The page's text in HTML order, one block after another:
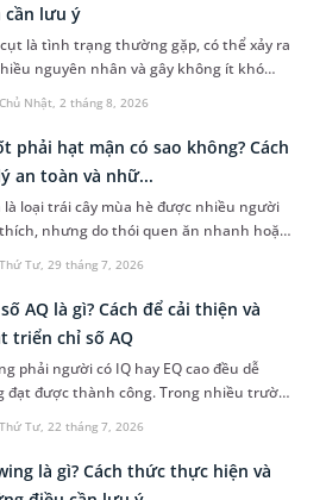
Chủ Nhật, 2 tháng 8, 2026
cần lưu ý
là tình trạng thường gặp, có thể xảy ra
nguyên nhân và gây không ít khó
Bấm huyệt chữa nấc cụt là một trong
phương pháp được nhiều người tìm
để hỗ trợ tình trạng này. Mời bạn cùng
hiểu sâu hơn về phương pháp chữa nấc cụt
bài viết dưới đây.
Thứ Tư, 29 tháng 7, 2026
phải hạt mận có sao không? Cách
an toàn và nhữ...
là loại trái cây mùa hè được nhiều người
nhưng do thói quen ăn nhanh hoặc
không ít người đã vô tình nuốt phải
Cấu tạo hạt mận thường cứng, có hai
nên khi đi vào đường tiêu hóa rất dễ
ra tâm lý hoang mang, lo lắng cho người
Bài viết dưới đây sẽ giải đáp chi tiết
bạn thắc mắc nuốt phải hạt mận có sao
dưới góc nhìn y khoa và hướng dẫn cách
an toàn, kịp thời nhất.
Thứ Tư, 22 tháng 7, 2026
AQ là gì? Cách để cải thiện và
triển chỉ số AQ
phải người có IQ hay EQ cao đều dễ
đạt được thành công. Trong nhiều trường
khả năng đứng vững trước áp lực, thích
với nghịch cảnh và không bỏ cuộc mới là
tạo nên sự khác biệt. Đây cũng chính là
được phản ánh qua chỉ số AQ. Vậy chỉ số
là gì? Cách thức thực hiện và